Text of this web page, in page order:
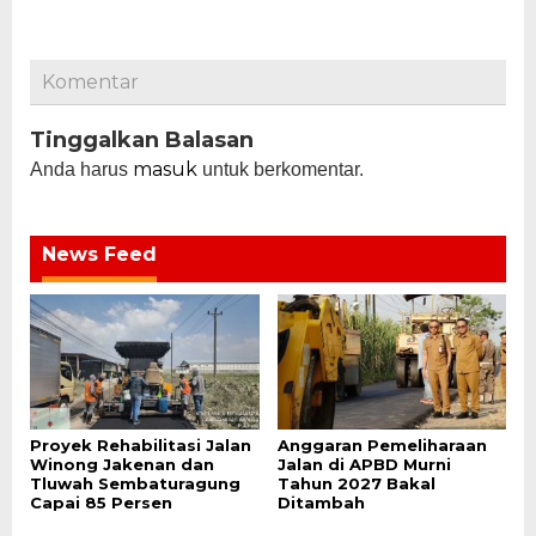
Komentar
Tinggalkan Balasan
Anda harus masuk untuk berkomentar.
News Feed
Proyek Rehabilitasi Jalan
Winong Jakenan dan
Tluwah Sembaturagung
Capai 85 Persen
Anggaran Pemeliharaan
Jalan di APBD Murni
Tahun 2027 Bakal
Ditambah